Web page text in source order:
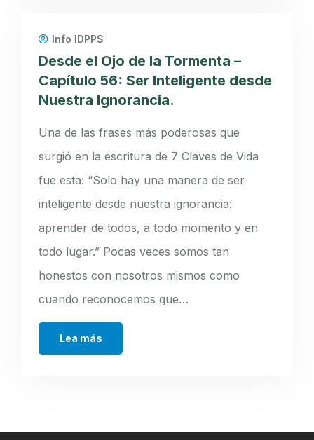
Info IDPPS
Desde el Ojo de la Tormenta –
Capítulo 56: Ser Inteligente desde
Nuestra Ignorancia.
Una de las frases más poderosas que
surgió en la escritura de 7 Claves de Vida
fue esta: “Solo hay una manera de ser
inteligente desde nuestra ignorancia:
aprender de todos, a todo momento y en
todo lugar.” Pocas veces somos tan
honestos con nosotros mismos como
cuando reconocemos que…
Lea más